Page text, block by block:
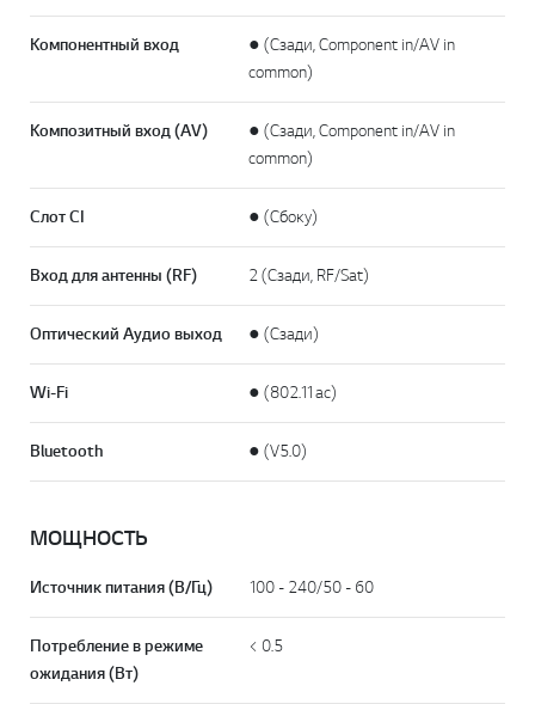
Компонентный вход
● (Сзади, Component in/AV in
common)
Композитный вход (AV)
● (Сзади, Component in/AV in
common)
Слот CI ● (Сбоку)
Вход для антенны (RF) 2 (Сзади, RF/Sat)
Оптический Аудио выход ● (Сзади)
Wi-Fi ● (802.11ac)
Bluetooth ● (V5.0)
МОЩНОСТЬ
Источник питания (В/Гц) 100 - 240/50 - 60
Потребление в режиме
ожидания (Вт)
< 0.5